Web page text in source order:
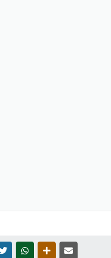
TWITTERWHATSAPPOUTRAS MÍDIAS